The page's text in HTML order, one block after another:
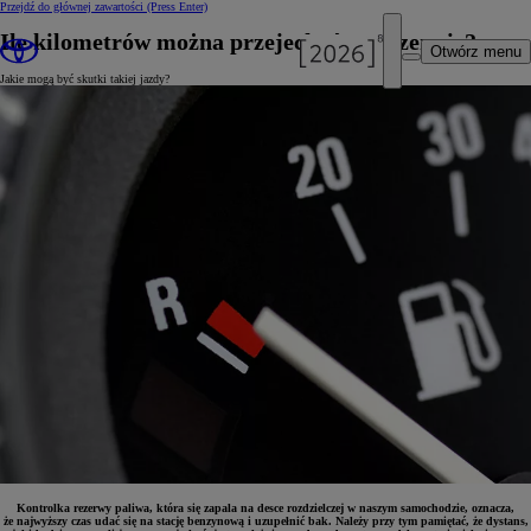
Przejdź do głównej zawartości (Press Enter)
Otwórz menu
Ile kilometrów można przejechać na rezerwie?
Jakie mogą być skutki takiej jazdy?
Kontrolka rezerwy paliwa, która się zapala na desce rozdzielczej w naszym samochodzie, oznacza,
że najwyższy czas udać się na stację benzynową i uzupełnić bak. Należy przy tym pamiętać, że dystans,